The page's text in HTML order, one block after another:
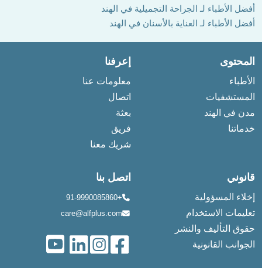
أفضل الأطباء لـ الجراحة التجميلية في الهند
أفضل الأطباء لـ العناية بالأسنان في الهند
المحتوى
الأطباء
المستشفيات
مدن في الهند
خدماتنا
إعرفنا
معلومات عنا
اتصال
بعثة
فريق
شريك معنا
قانوني
إخلاء المسؤولية
تعليمات الاستخدام
حقوق التأليف والنشر
الجوانب القانونية
اتصل بنا
+91-9990085860
care@alfplus.com